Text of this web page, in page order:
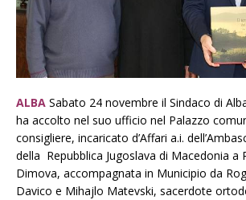
ALBA Sabato 24 novembre il Sindaco di
ha accolto nel suo ufficio nel Palazzo
consigliere, incaricato d’Affari a.i.
della Repubblica Jugoslava di Macedonia a
Dimova, accompagnata in Municipio da
Davico e Mihajlo Matevski, sacerdote